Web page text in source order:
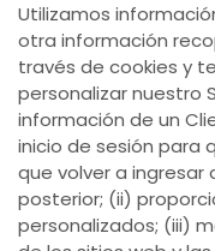
Utilizamos
otra información
través de cookies y
personalizar nuestro
información de un
inicio de sesión para
que volver a ingresar
posterior; (ii)
personalizados; (iii)